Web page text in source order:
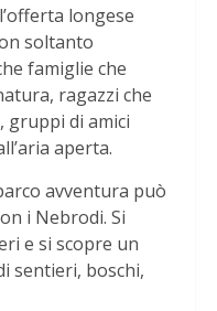
longese
soltanto
famiglie che
ragazzi che
gruppi di amici
aperta.
avventura può
i Nebrodi. Si
e si scopre un
sentieri, boschi,